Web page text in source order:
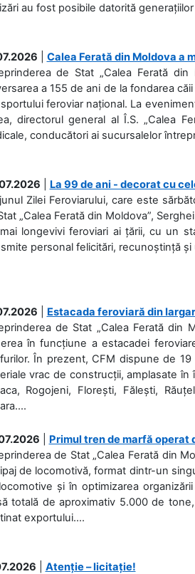
au fost posibile datorită
Calea Ferată din Moldova a
de Stat „Calea Ferată
a 155 de ani de la fondarea
feroviar național. La
directorul general al Î.S. „Calea
conducători ai sucursalelor
La 99 de ani - decorat cu
Zilei Feroviarului, care este
„Calea Ferată din Moldova”,
longevivi feroviari ai țării, cu un
personal felicitări, recunoștință și
Estacada feroviară din
de Stat „Calea Ferată din
în funcțiune a estacadei
În prezent, CFM dispune de
vrac de construcții, amplasate în
Rogojeni, Florești, Fălești,
Primul tren de marfă operat
de Stat „Calea Ferată din
de locomotivă, format dintr-un
și în optimizarea
totală de aproximativ 5.000 de
exportului....
Atenție – licitație!